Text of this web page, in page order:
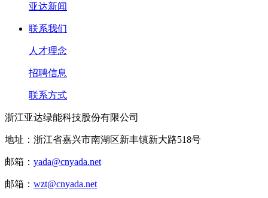
亚达新闻
联系我们
人才理念
招聘信息
联系方式
浙江亚达绿能科技股份有限公司
地址：浙江省嘉兴市南湖区新丰镇新大路518号
邮箱： yada@cnyada.net
邮箱： wzt@cnyada.net